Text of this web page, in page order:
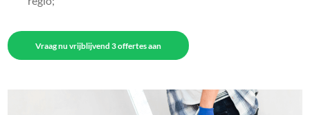
Vraag nu vrijblijvend 3 offertes aan